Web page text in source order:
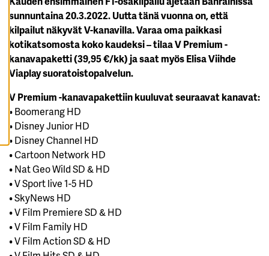
K
A
I
K
K
I
E
V
Ä
T
E
E
T
sunnuntaina 20.3.2022. Uutta tänä vuonna on, että
kilpailut näkyvät V-kanavilla. Varaa oma paikkasi
kotikatsomosta koko kaudeksi – tilaa V Premium -
kanavapaketti (39,95 €/kk) ja saat myös Elisa Viihde
Viaplay suoratoistopalvelun.
V Premium -kanavapakettiin kuuluvat seuraavat kanavat:
• Boomerang HD
• Disney Junior HD
• Disney Channel HD
• Cartoon Network HD
• Nat Geo Wild SD & HD
• V Sport live 1-5 HD
• SkyNews HD
• V Film Premiere SD & HD
• V Film Family HD
• V Film Action SD & HD